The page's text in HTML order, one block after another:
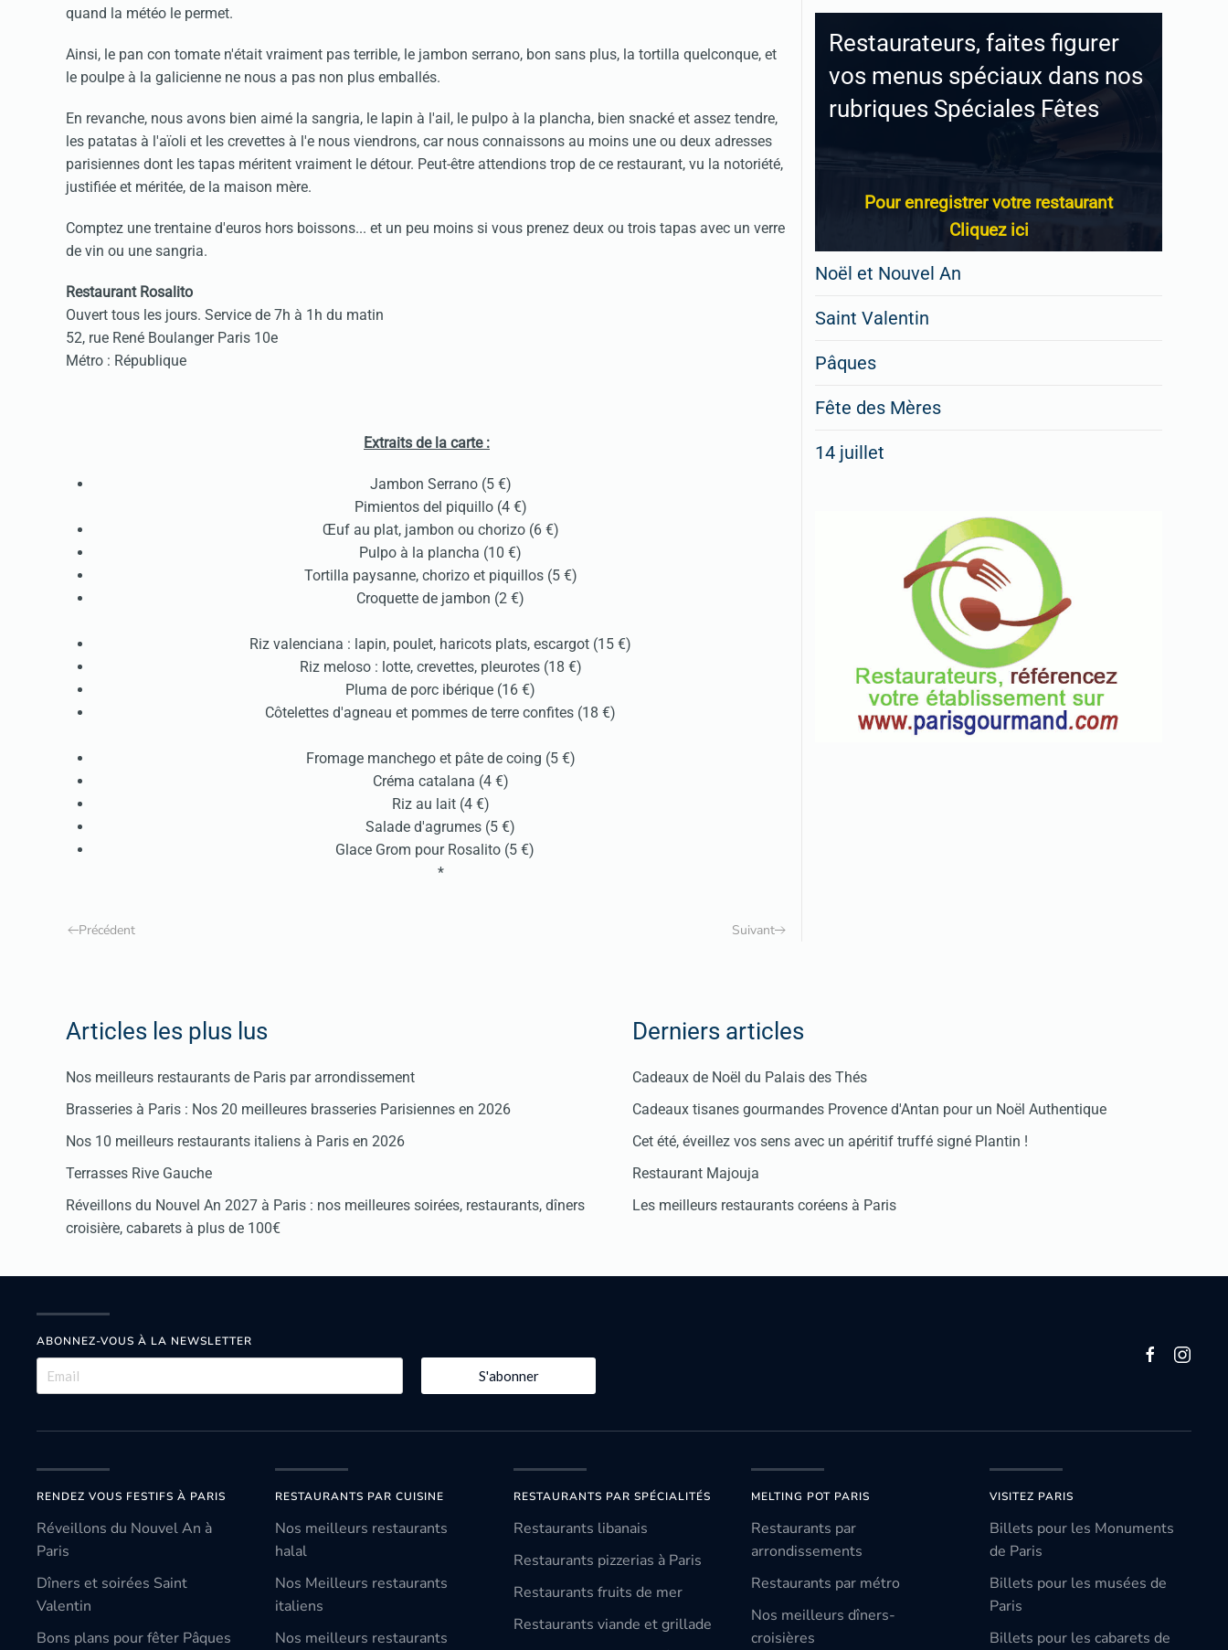
quand la météo le permet.
Ainsi, le pan con tomate n'était vraiment pas terrible, le jambon serrano, bon sans plus, la tortilla quelconque, et
le poulpe à la galicienne ne nous a pas non plus emballés.
En revanche, nous avons bien aimé la sangria, le lapin à l'ail, le pulpo à la plancha, bien snacké et assez tendre,
les patatas à l'aïoli et les crevettes à l'e nous viendrons, car nous connaissons au moins une ou deux adresses
parisiennes dont les tapas méritent vraiment le détour. Peut-être attendions trop de ce restaurant, vu la notoriété,
justifiée et méritée, de la maison mère.
Comptez une trentaine d'euros hors boissons... et un peu moins si vous prenez deux ou trois tapas avec un verre
de vin ou une sangria.
Restaurant Rosalito
Ouvert tous les jours. Service de 7h à 1h du matin
52, rue René Boulanger Paris 10e
Métro : République
Extraits de la carte :
Jambon Serrano (5 €)
Pimientos del piquillo (4 €)
Œuf au plat, jambon ou chorizo (6 €)
Pulpo à la plancha (10 €)
Tortilla paysanne, chorizo et piquillos (5 €)
Croquette de jambon (2 €)
Riz valenciana : lapin, poulet, haricots plats, escargot (15 €)
Riz meloso : lotte, crevettes, pleurotes (18 €)
Pluma de porc ibérique (16 €)
Côtelettes d'agneau et pommes de terre confites (18 €)
Fromage manchego et pâte de coing (5 €)
Créma catalana (4 €)
Riz au lait (4 €)
Salade d'agrumes (5 €)
Glace Grom pour Rosalito (5 €)
*
Précédent Suivant
Restaurateurs, faites figurer
vos menus spéciaux dans nos
rubriques Spéciales Fêtes
Pour enregistrer votre restaurant
Cliquez ici
Noël et Nouvel An
Saint Valentin
Pâques
Fête des Mères
14 juillet
Articles les plus lus
Nos meilleurs restaurants de Paris par arrondissement
Brasseries à Paris : Nos 20 meilleures brasseries Parisiennes en 2026
Nos 10 meilleurs restaurants italiens à Paris en 2026
Terrasses Rive Gauche
Réveillons du Nouvel An 2027 à Paris : nos meilleures soirées, restaurants, dîners
croisière, cabarets à plus de 100€
Derniers articles
Cadeaux de Noël du Palais des Thés
Cadeaux tisanes gourmandes Provence d'Antan pour un Noël Authentique
Cet été, éveillez vos sens avec un apéritif truffé signé Plantin !
Restaurant Majouja
Les meilleurs restaurants coréens à Paris
ABONNEZ-VOUS À LA NEWSLETTER
S'abonner
RENDEZ VOUS FESTIFS À PARIS
Réveillons du Nouvel An à
Paris
Dîners et soirées Saint
Valentin
Bons plans pour fêter Pâques
RESTAURANTS PAR CUISINE
Nos meilleurs restaurants
halal
Nos Meilleurs restaurants
italiens
Nos meilleurs restaurants
RESTAURANTS PAR SPÉCIALITÉS
Restaurants libanais
Restaurants pizzerias à Paris
Restaurants fruits de mer
Restaurants viande et grillade
MELTING POT PARIS
Restaurants par
arrondissements
Restaurants par métro
Nos meilleurs dîners-
croisières
VISITEZ PARIS
Billets pour les Monuments
de Paris
Billets pour les musées de
Paris
Billets pour les cabarets de